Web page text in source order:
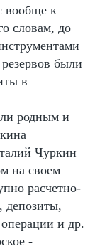
вообще к
словам, до
были
в
родным и
Чуркин
на своем
расчетно-
депозиты,
и др.
-